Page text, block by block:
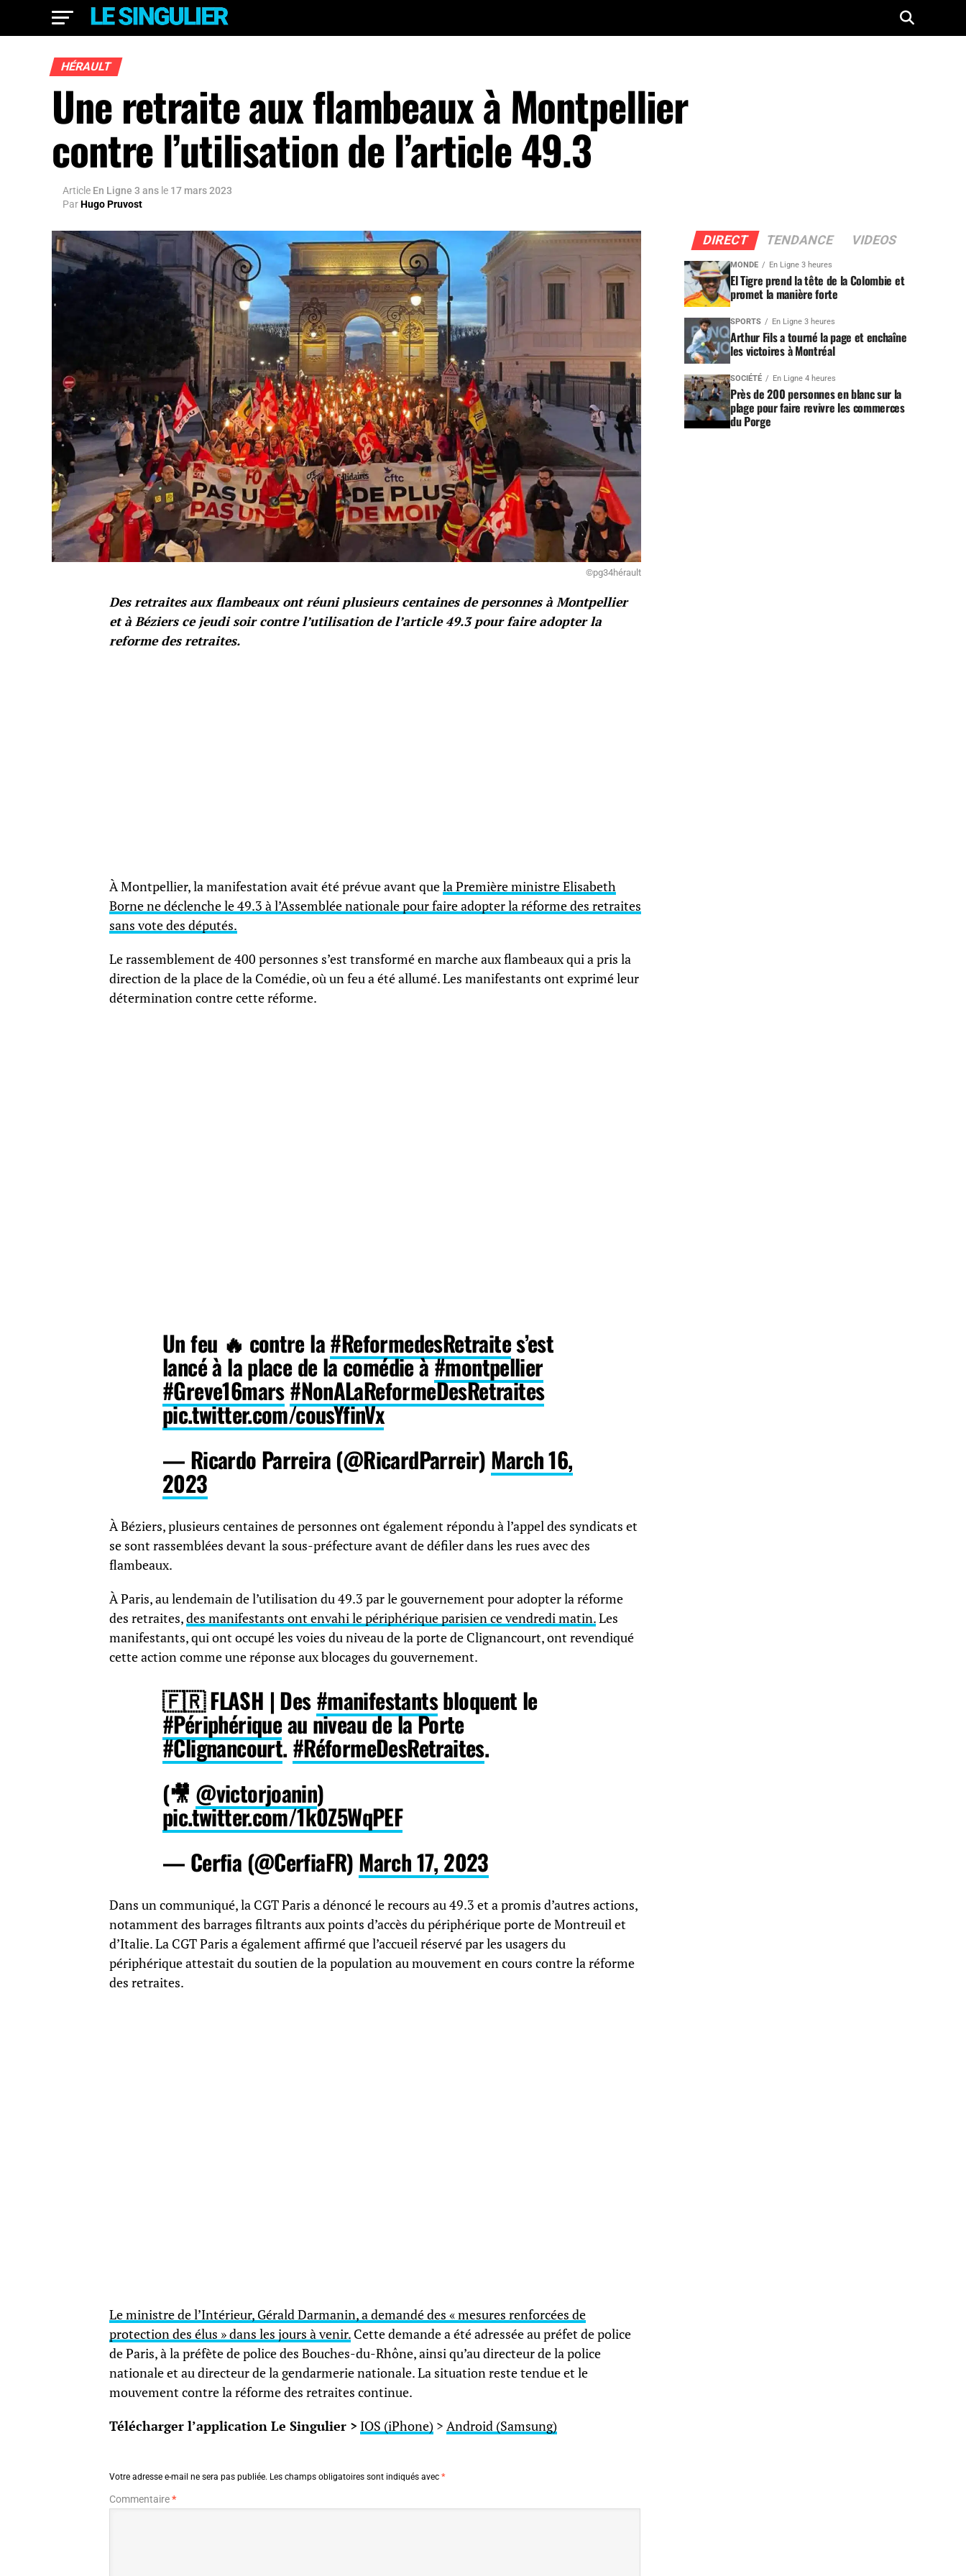
HÉRAULT
Une retraite aux flambeaux à Montpellier
contre l’utilisation de l’article 49.3
Article En Ligne 3 ans le 17 mars 2023
ParHugo Pruvost
©pg34hérault
Des retraites aux flambeaux ont réuni plusieurs centaines de personnes à Montpellier
et à Béziers ce jeudi soir contre l’utilisation de l’article 49.3 pour faire adopter la
reforme des retraites.
À Montpellier, la manifestation avait été prévue avant quela Première ministre Elisabeth
Borne ne déclenche le 49.3 à l’Assemblée nationale pour faire adopter la réforme des retraites
sans vote des députés.
Le rassemblement de 400 personnes s’est transformé en marche aux flambeaux qui a pris la
direction de la place de la Comédie, où un feu a été allumé. Les manifestants ont exprimé leur
détermination contre cette réforme.
Un feu 🔥 contre la#ReformedesRetraites’est
lancé à la place de la comédie à#montpellier
#Greve16mars#NonALaReformeDesRetraites
pic.twitter.com/cousYfinVx
— Ricardo Parreira (@RicardParreir) March 16,
2023
À Béziers, plusieurs centaines de personnes ont également répondu à l’appel des syndicats et
se sont rassemblées devant la sous-préfecture avant de défiler dans les rues avec des
flambeaux.
À Paris, au lendemain de l’utilisation du 49.3 par le gouvernement pour adopter la réforme
des retraites,des manifestants ont envahi le périphérique parisien ce vendredi matin.Les
manifestants, qui ont occupé les voies du niveau de la porte de Clignancourt, ont revendiqué
cette action comme une réponse aux blocages du gouvernement.
🇫🇷 FLASH | Des#manifestantsbloquent le
#Périphériqueau niveau de la Porte
#Clignancourt. #RéformeDesRetraites.
(🎥 @victorjoanin)
pic.twitter.com/1k0Z5WqPEF
— Cerfia (@CerfiaFR) March 17, 2023
Dans un communiqué, la CGT Paris a dénoncé le recours au 49.3 et a promis d’autres actions,
notamment des barrages filtrants aux points d’accès du périphérique porte de Montreuil et
d’Italie. La CGT Paris a également affirmé que l’accueil réservé par les usagers du
périphérique attestait du soutien de la population au mouvement en cours contre la réforme
des retraites.
Le ministre de l’Intérieur, Gérald Darmanin, a demandé des « mesures renforcées de
protection des élus » dans les jours à venir. Cette demande a été adressée au préfet de police
de Paris, à la préfète de police des Bouches-du-Rhône, ainsi qu’au directeur de la police
nationale et au directeur de la gendarmerie nationale. La situation reste tendue et le
mouvement contre la réforme des retraites continue.
Télécharger l’application Le Singulier > IOS (iPhone) > Android (Samsung)
Votre adresse e-mail ne sera pas publiée. Les champs obligatoires sont indiqués avec *
Commentaire*
DIRECT TENDANCE VIDEOS
MONDE En Ligne 3 heures
El Tigre prend la tête de la Colombie et
promet la manière forte
SPORTS En Ligne 3 heures
Arthur Fils a tourné la page et enchaîne
les victoires à Montréal
SOCIÉTÉ En Ligne 4 heures
Près de 200 personnes en blanc sur la
plage pour faire revivre les commerces
du Porge